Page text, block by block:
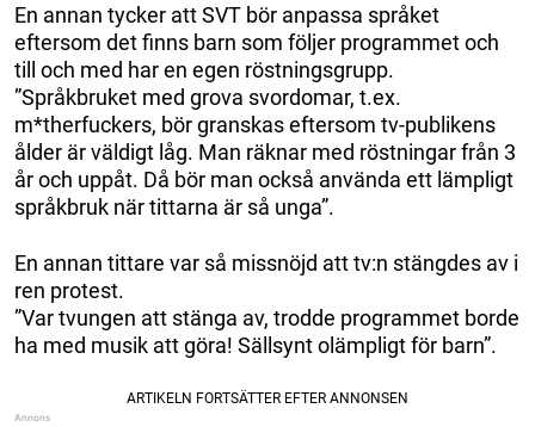
En annan tycker att SVT bör anpassa språket
eftersom det finns barn som följer programmet och
till och med har en egen röstningsgrupp.
”Språkbruket med grova svordomar, t.ex.
m*therfuckers, bör granskas eftersom tv-publikens
ålder är väldigt låg. Man räknar med röstningar från 3
år och uppåt. Då bör man också använda ett lämpligt
språkbruk när tittarna är så unga”.
En annan tittare var så missnöjd att tv:n stängdes av i
ren protest.
”Var tvungen att stänga av, trodde programmet borde
ha med musik att göra! Sällsynt olämpligt för barn”.